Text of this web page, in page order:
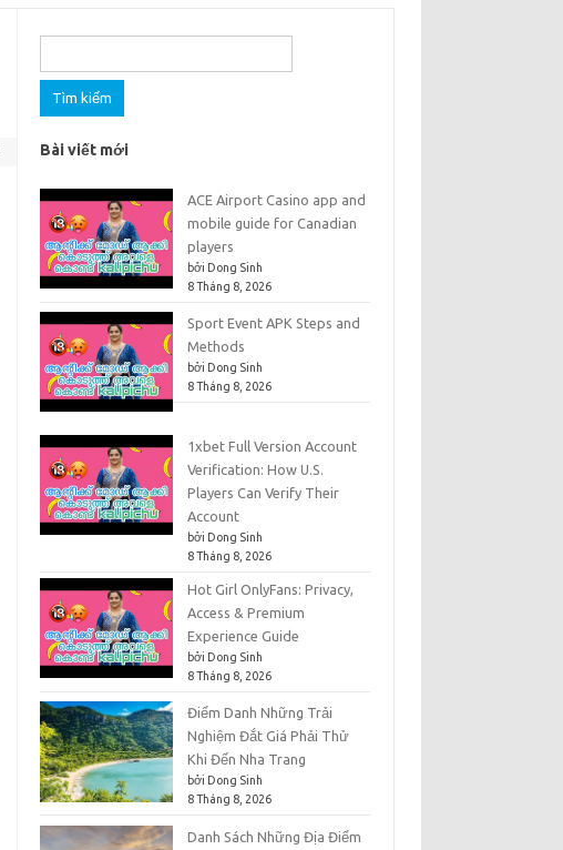
kiếm
cho:
Bài viết mới
ACE Airport Casino app and
mobile guide for Canadian
players
bởi Dong Sinh
8 Tháng 8, 2026
Sport Event APK Steps and
Methods
bởi Dong Sinh
8 Tháng 8, 2026
1xbet Full Version Account
Verification: How U.S.
Players Can Verify Their
Account
bởi Dong Sinh
8 Tháng 8, 2026
Hot Girl OnlyFans: Privacy,
Access & Premium
Experience Guide
bởi Dong Sinh
8 Tháng 8, 2026
Điểm Danh Những Trải
Nghiệm Đắt Giá Phải Thử
Khi Đến Nha Trang
bởi Dong Sinh
8 Tháng 8, 2026
Danh Sách Những Địa Điểm